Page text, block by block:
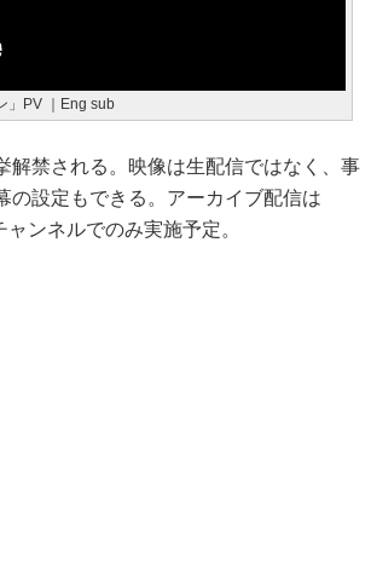
」PV ｜Eng sub
解禁される。映像は生配信ではなく、事
の設定もできる。アーカイブ配信は
ンネルでのみ実施予定。